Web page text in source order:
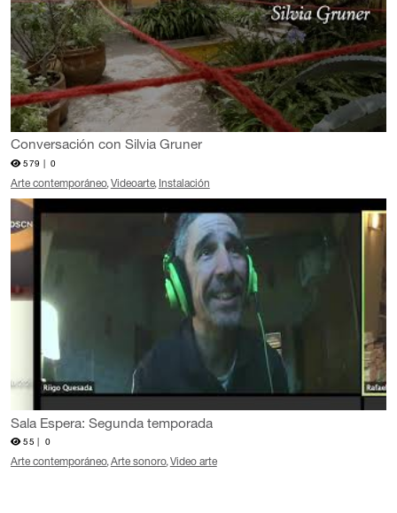
Conversación con Silvia Gruner
579 | 0
Arte contemporáneo Videoarte Instalación
Sala Espera: Segunda temporada
55 | 0
Arte contemporáneo Arte sonoro Video arte